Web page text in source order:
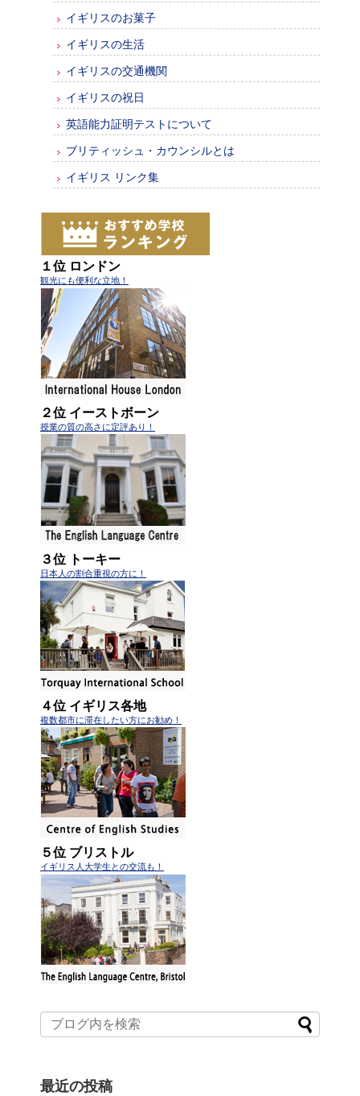
イギリスのお菓子
イギリスの生活
イギリスの交通機関
イギリスの祝日
英語能力証明テストについて
ブリティッシュ・カウンシルとは
イギリス リンク集
１位 ロンドン
観光にも便利な立地！
２位 イーストボーン
授業の質の高さに定評あり！
３位 トーキー
日本人の割合重視の方に！
４位 イギリス各地
複数都市に滞在したい方にお勧め！
５位 ブリストル
イギリス人大学生との交流も！
最近の投稿